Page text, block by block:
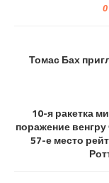
0
Томас Бах
10-я ракетка
поражение
57-е место